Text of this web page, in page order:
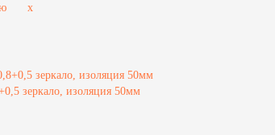
x
зеркало, изоляция 50мм